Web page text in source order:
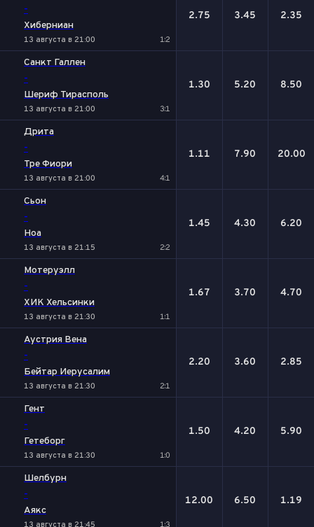
-
Хиберниан
13 августа в 21:00 1:2
2.75 3.45 2.35
Санкт Галлен
-
Шериф Тирасполь
13 августа в 21:00 3:1
1.30 5.20 8.50
Дрита
-
Тре Фиори
13 августа в 21:00 4:1
1.11 7.90 20.00
Сьон
-
Ноа
13 августа в 21:15 2:2
1.45 4.30 6.20
Мотеруэлл
-
ХИК Хельсинки
13 августа в 21:30 1:1
1.67 3.70 4.70
Аустрия Вена
-
Бейтар Иерусалим
13 августа в 21:30 2:1
2.20 3.60 2.85
Гент
-
Гетеборг
13 августа в 21:30 1:0
1.50 4.20 5.90
Шелбурн
-
Аякс
13 августа в 21:45 1:3
12.00 6.50 1.19